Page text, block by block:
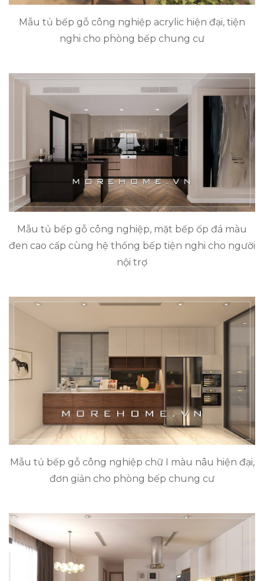
Mẫu tủ bếp gỗ công nghiệp acrylic hiện đại, tiện
nghi cho phòng bếp chung cư
Mẫu tủ bếp gỗ công nghiệp, mặt bếp ốp đá màu
đen cao cấp cùng hệ thống bếp tiện nghi cho người
nội trợ
Mẫu tủ bếp gỗ công nghiệp chữ I màu nâu hiện đại,
đơn giản cho phòng bếp chung cư